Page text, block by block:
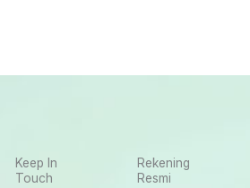
Keep In
Touch
Rekening
Resmi